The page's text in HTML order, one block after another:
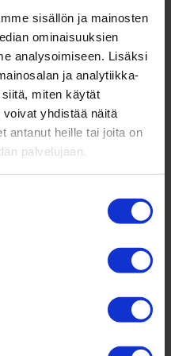
sisällön ja mainosten
ominaisuuksien
analysoimiseen. Lisäksi
ja analytiikka-
miten käytät
yhdistää näitä
antanut heille tai joita on
palvelujaan.
yhdessä parhaat
sekä kään­netään